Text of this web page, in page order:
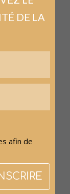
DE LA
afin de